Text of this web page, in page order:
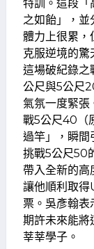
特訓。這段「
之如飴」，並
體力上很累，
克服逆境的驚
這場破紀錄之
公尺與5公尺
氣氛一度緊張
戰5公尺40（
過竿」，瞬間
挑戰5公尺50
帶入全新的高
讓他順利取得
票。吳彥翰表
期許未來能將
莘莘學子。